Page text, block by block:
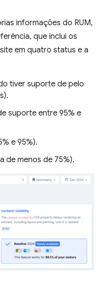
informações do RUM,
que inclui os
em quatro status e a
tiver suporte de pelo
suporte entre 95% e
e 95%).
de menos de 75%).